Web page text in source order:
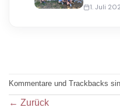
1. Juli
Kommentare und Trackbacks
← Zurück